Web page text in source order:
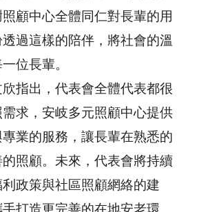
顧中心全體同仁對長輩的用
過這樣的陪伴，將社會的溫
位長輩。
指出，代表會全體代表都很
求，安岐多元照顧中心提供
業的服務，讓長輩在熟悉的
照顧。未來，代表會將持續
政策與社區照顧網絡的建